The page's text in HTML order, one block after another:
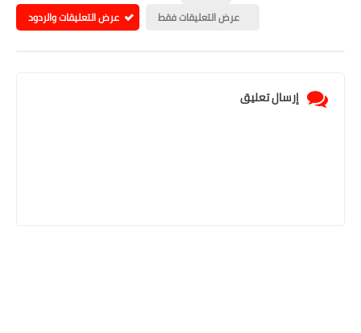
عرض التعليقات فقط
عرض التعليقات والردود
إرسال تعليق